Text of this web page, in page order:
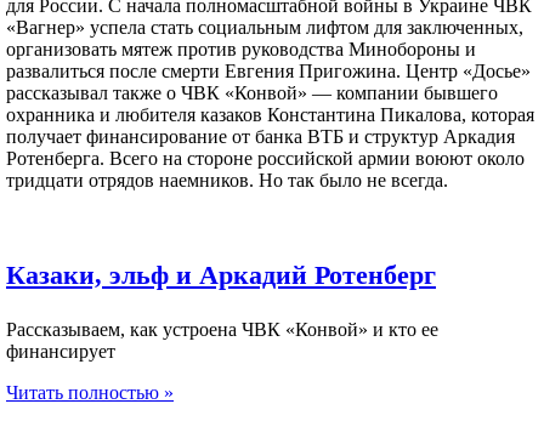
для России. С начала полномасштабной войны в Украине ЧВК
«Вагнер» успела стать социальным лифтом для заключенных,
организовать мятеж против руководства Минобороны и
развалиться после смерти Евгения Пригожина. Центр «Досье»
рассказывал также о ЧВК «Конвой» — компании бывшего
охранника и любителя казаков Константина Пикалова, которая
получает финансирование от банка ВТБ и структур Аркадия
Ротенберга. Всего на стороне российской армии воюют около
тридцати отрядов наемников. Но так было не всегда.
Казаки, эльф и Аркадий Ротенберг​
Рассказываем, как устроена ЧВК «Конвой» и кто ее
финансирует​
Читать полностью »